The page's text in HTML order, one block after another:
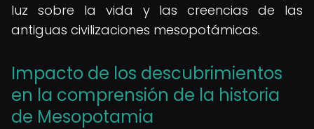
luz sobre la vida y las creencias de las
antiguas civilizaciones mesopotámicas.
Impacto de los descubrimientos
en la comprensión de la historia
de Mesopotamia